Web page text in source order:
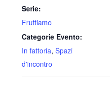
Serie:
Fruttiamo
Categorie Evento:
In fattoria, Spazi
d'incontro